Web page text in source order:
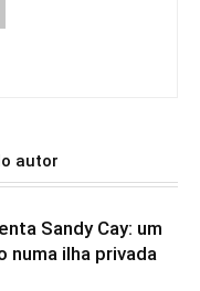
autor
Sandy Cay: um
numa ilha privada